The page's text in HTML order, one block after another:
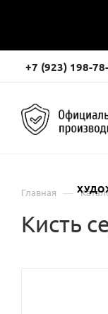
+7 (923) 198-
Главная —
Кисть